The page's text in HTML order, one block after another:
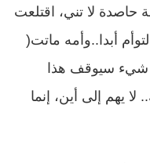
حاصدة لا تني، اقتلعت
أبدا..وأمه ماتت(
شيء سيوقف هذا
يهم إلى أين، إنما